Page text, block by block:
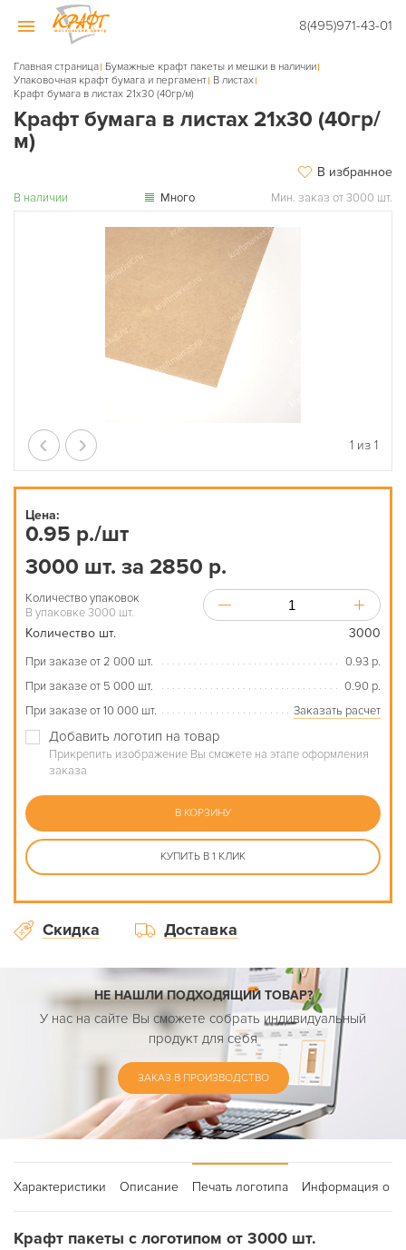
8(495)971-43-01
Главная страница Бумажные крафт пакеты и мешки в наличии
Упаковочная крафт бумага и пергамент В листах
Крафт бумага в листах 21х30 (40гр/м)
Крафт бумага в листах 21х30 (40гр/
м)
В избранное
В наличии Много Мин. заказ от 3000 шт.
1 из 1
Цена:
0.95 р./шт
3000 шт. за 2850 р.
Количество упаковок
В упаковке 3000 шт.
Количество шт. 3000
При заказе от 2 000 шт.
0.93 р.
При заказе от 5 000 шт.
0.90 р.
При заказе от 10 000 шт.
Заказать расчет
Добавить логотип на товар
Прикрепить изображение Вы сможете на этапе оформления
заказа
В КОРЗИНУ
КУПИТЬ В 1 КЛИК
Скидка Доставка
НЕ НАШЛИ ПОДХОДЯЩИЙ ТОВАР?
У нас на сайте Вы сможете собрать индивидуальный
продукт для себя
ЗАКАЗ В ПРОИЗВОДСТВО
Характеристики Описание Печать логотипа Информация о
Крафт пакеты с логотипом от 3000 шт.